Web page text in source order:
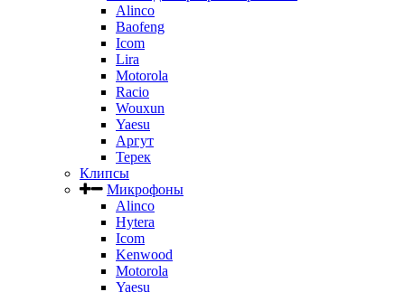
Alinco
Baofeng
Icom
Lira
Motorola
Racio
Wouxun
Yaesu
Аргут
Терек
Клипсы
Микрофоны
Alinco
Hytera
Icom
Kenwood
Motorola
Yaesu